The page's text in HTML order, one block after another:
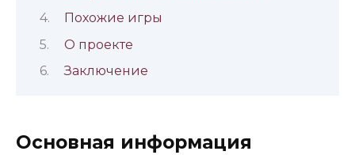
Похожие игры
О проекте
Заключение
Основная информация